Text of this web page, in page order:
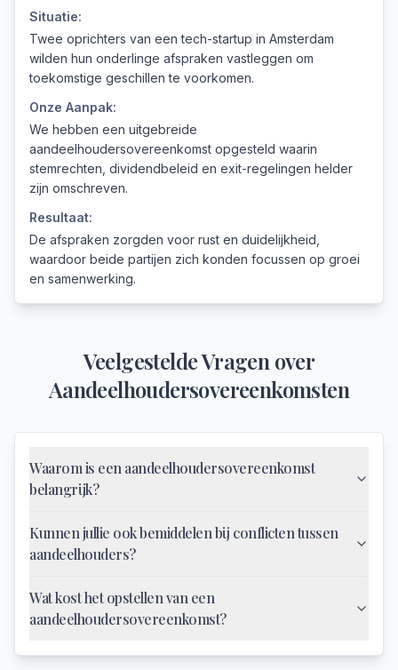
Situatie:
Twee oprichters van een tech-startup in Amsterdam
wilden hun onderlinge afspraken vastleggen om
toekomstige geschillen te voorkomen.
Onze Aanpak:
We hebben een uitgebreide
aandeelhoudersovereenkomst opgesteld waarin
stemrechten, dividendbeleid en exit-regelingen helder
zijn omschreven.
Resultaat:
De afspraken zorgden voor rust en duidelijkheid,
waardoor beide partijen zich konden focussen op groei
en samenwerking.
Veelgestelde Vragen over
Aandeelhoudersovereenkomsten
Waarom is een aandeelhoudersovereenkomst
belangrijk?
Kunnen jullie ook bemiddelen bij conflicten tussen
aandeelhouders?
Wat kost het opstellen van een
aandeelhoudersovereenkomst?